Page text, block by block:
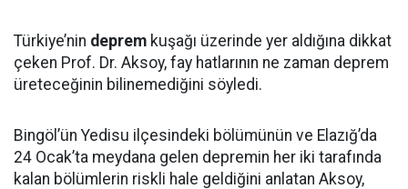
Türkiye’nin deprem kuşağı üzerinde yer aldığına dikkat
çeken Prof. Dr. Aksoy, fay hatlarının ne zaman deprem
üreteceğinin bilinemediğini söyledi.
Bingöl’ün Yedisu ilçesindeki bölümünün ve Elazığ’da
24 Ocak’ta meydana gelen depremin her iki tarafında
kalan bölümlerin riskli hale geldiğini anlatan Aksoy,